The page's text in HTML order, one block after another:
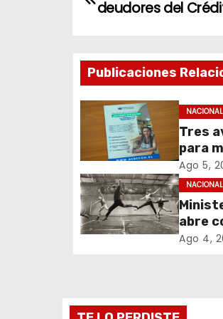
e
g
c
i
ó
deudores del
Publicaciones
NACIONAL
Tres
para
de
Ago 5,
NACIONAL
abre
Ago 4,